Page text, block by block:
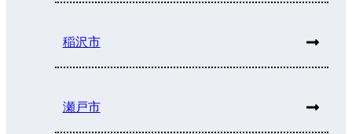
稲沢市
瀬戸市